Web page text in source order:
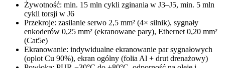
Żywotność: min. 15 mln cykli zginania w J3–J5, min. 5 mln
cykli torsji w J6
Przekroje: zasilanie serwo 2,5 mm² (4× silnik), sygnały
enkoderów 0,25 mm² (ekranowane pary), Ethernet 0,20 mm²
(Cat5e)
Ekranowanie: indywidualne ekranowanie par sygnałowych
(oplot Cu 90%), ekran ogólny (folia Al + drut drenażowy)